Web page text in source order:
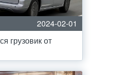
2024-02-01
грузовик от